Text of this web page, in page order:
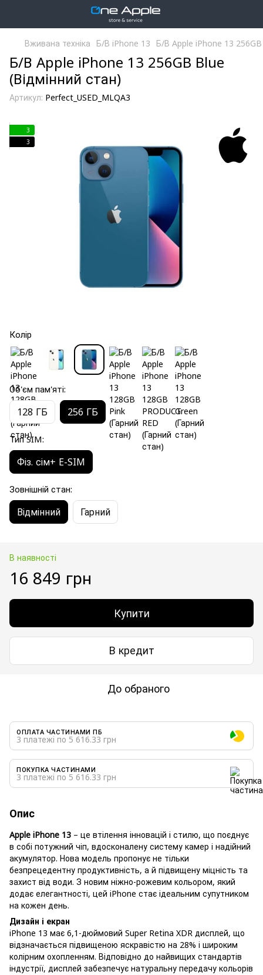
Вживана техніка Б/В iPhone 13 Б/В Apple iPhone 13
Б/В Apple iPhone 13 256GB Blue
(Відмінний стан)
Артикул: Perfect_USED_MLQA3
3
3
Колір
Об'єм пам'яті:
128 ГБ 256 ГБ
Тип SIM:
Фіз. сім+ E-SIM
Зовнішній стан:
Відмінний Гарний
В наявності
16 849 грн
Купити
В кредит
До обраного
ОПЛАТА ЧАСТИНАМИ ПБ
3 платежі по 5 616.33 грн
ПОКУПКА ЧАСТИНАМИ
3 платежі по 5 616.33 грн
Опис
Apple iPhone 13 – це втілення інновацій і стилю, що поєднує
в собі потужний чіп, вдосконалену систему камер і надійний
акумулятор. Нова модель пропонує не тільки
безпрецедентну продуктивність, а й підвищену міцність та
захист від води. З новим ніжно-рожевим кольором, який
додає елегантності, цей iPhone стає ідеальним супутником
на кожен день.
Дизайн і екран
iPhone 13 має 6,1-дюймовий Super Retina XDR дисплей, що
відзначається підвищеною яскравістю на 28% і широким
колірним охопленням. Відповідно до найвищих стандартів
індустрії, дисплей забезпечує натуральну передачу кольорів